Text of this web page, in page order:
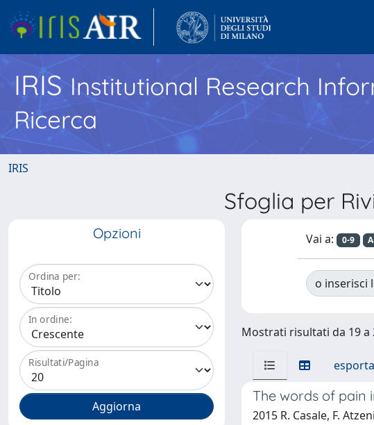
IRISInstitutional Research
Ricerca
IRIS
Sfoglia per
Opzioni
Ordina per:
In ordine:
Risultati/Pagina
Vai a: 0-9 A
o inserisci
Mostrati risultati da 19 a
The words of pain
2015 R. Casale, F.